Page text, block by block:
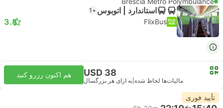
استاندارد | اتوبوس +1
FlixBus
3.8
USD 38
مالیات‌ها لحاظ شده به ازای هر بزرگسال
هم اکنون رزرو کنید
تأیید فوری